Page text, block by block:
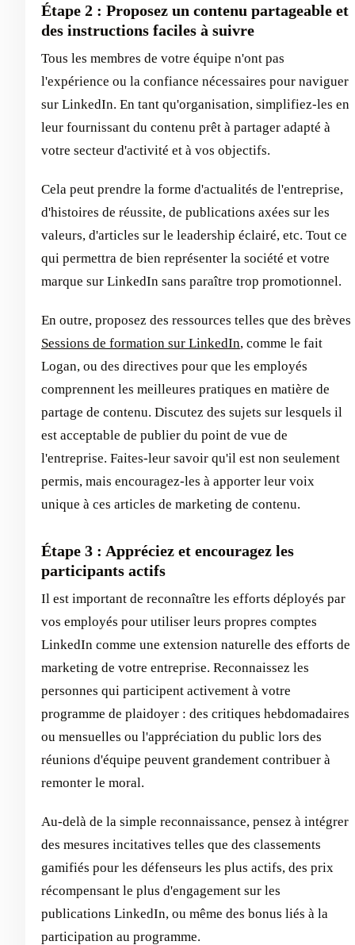
Étape 2 : Proposez un contenu partageable et
des instructions faciles à suivre
Tous les membres de votre équipe n'ont pas
l'expérience ou la confiance nécessaires pour naviguer
sur LinkedIn. En tant qu'organisation, simplifiez-les en
leur fournissant du contenu prêt à partager adapté à
votre secteur d'activité et à vos objectifs.
Cela peut prendre la forme d'actualités de l'entreprise,
d'histoires de réussite, de publications axées sur les
valeurs, d'articles sur le leadership éclairé, etc. Tout ce
qui permettra de bien représenter la société et votre
marque sur LinkedIn sans paraître trop promotionnel.
En outre, proposez des ressources telles que des brèves
Sessions de formation sur LinkedIn, comme le fait
Logan, ou des directives pour que les employés
comprennent les meilleures pratiques en matière de
partage de contenu. Discutez des sujets sur lesquels il
est acceptable de publier du point de vue de
l'entreprise. Faites-leur savoir qu'il est non seulement
permis, mais encouragez-les à apporter leur voix
unique à ces articles de marketing de contenu.
Étape 3 : Appréciez et encouragez les
participants actifs
Il est important de reconnaître les efforts déployés par
vos employés pour utiliser leurs propres comptes
LinkedIn comme une extension naturelle des efforts de
marketing de votre entreprise. Reconnaissez les
personnes qui participent activement à votre
programme de plaidoyer : des critiques hebdomadaires
ou mensuelles ou l'appréciation du public lors des
réunions d'équipe peuvent grandement contribuer à
remonter le moral.
Au-delà de la simple reconnaissance, pensez à intégrer
des mesures incitatives telles que des classements
gamifiés pour les défenseurs les plus actifs, des prix
récompensant le plus d'engagement sur les
publications LinkedIn, ou même des bonus liés à la
participation au programme.